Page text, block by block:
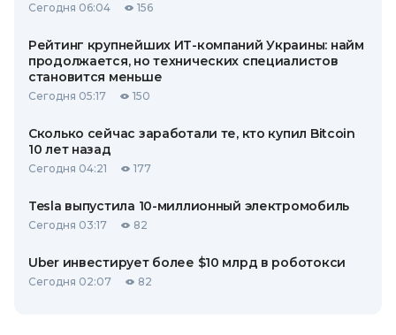
Сегодня 06:04 156
Рейтинг крупнейших ИТ-компаний Украины: найм
продолжается, но технических специалистов
становится меньше
Сегодня 05:17 150
Сколько сейчас заработали те, кто купил Bitcoin
10 лет назад
Сегодня 04:21 177
Tesla выпустила 10-миллионный электромобиль
Сегодня 03:17 82
Uber инвестирует более $10 млрд в роботокси
Сегодня 02:07 82